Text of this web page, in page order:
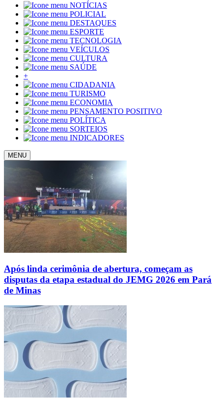
NOTÍCIAS
POLICIAL
DESTAQUES
ESPORTE
TECNOLOGIA
VEÍCULOS
CULTURA
SAÚDE
+
CIDADANIA
TURISMO
ECONOMIA
PENSAMENTO POSITIVO
POLÍTICA
SORTEIOS
INDICADORES
MENU
Após linda cerimônia de abertura, começam as
disputas da etapa estadual do JEMG 2026 em Pará
de Minas